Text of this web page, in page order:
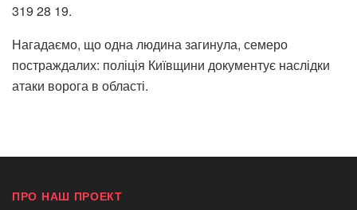
319 28 19.
Нагадаємо, що одна людина загинула, семеро
постраждалих: поліція Київщини документує наслідки
атаки ворога в області.
ПРО НАШ ПРОЕКТ